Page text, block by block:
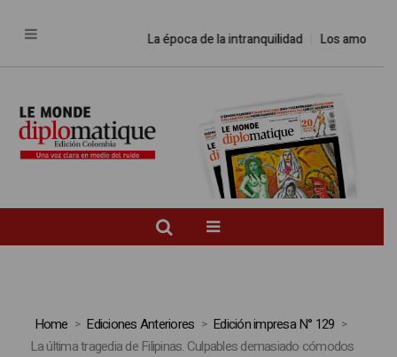
La época de la intranquilidad Los amos del
Home Ediciones Anteriores
Edición impresa N° 129
La última tragedia de Filipinas. Culpables demasiado cómodos